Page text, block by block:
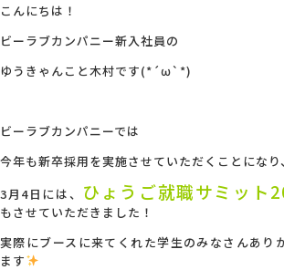
スタッフ紹介
会社概要
こんにちは！
ビーラブカンパニー新入社員の
ゆうきゃんこと木村です(*´ω`*)
ビーラブカンパニーでは
今年も新卒採用を実施させていただくことになり、
3月4日には、 ひょうご就職サミット
もさせていただきました！
実際にブースに来てくれた学生のみなさんあり
ます